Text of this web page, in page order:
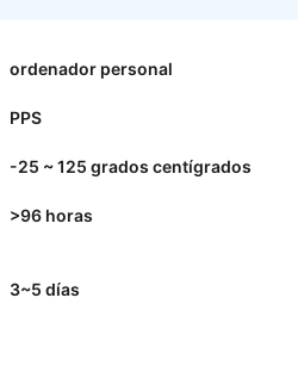
ordenador personal
PPS
-25 ~ 125 grados centígrados
>96 horas
3~5 días